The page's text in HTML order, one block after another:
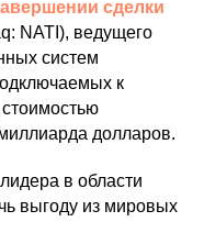
сделки
NATI), ведущего
систем
к
долларов.
в области
выгоду из мировых